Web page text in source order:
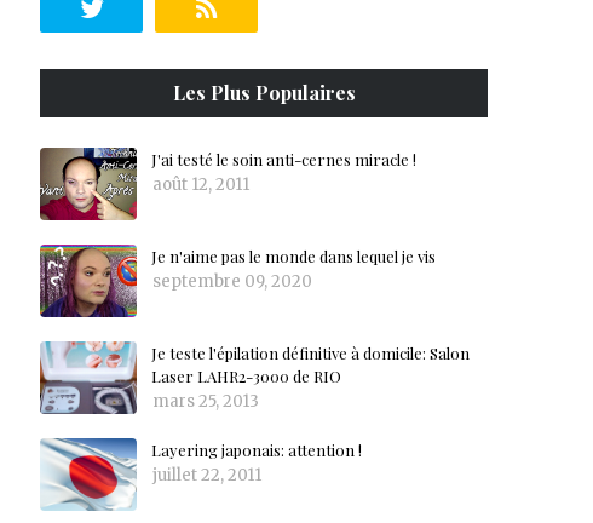
Les Plus Populaires
J'ai testé le soin anti-cernes miracle !
août 12, 2011
Je n'aime pas le monde dans lequel je vis
septembre 09, 2020
Je teste l'épilation définitive à domicile: Salon
Laser LAHR2-3000 de RIO
mars 25, 2013
Layering japonais: attention !
juillet 22, 2011